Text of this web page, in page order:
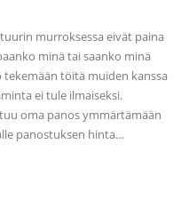
murroksessa eivät paina
minä tai saanko minä
töitä muiden kanssa
ei tule ilmaiseksi.
oma panos ymmärtämään
panostuksen hinta…